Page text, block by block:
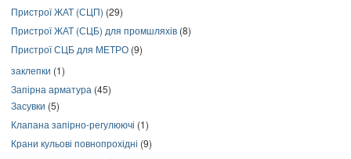
Пристрої ЖАТ (СЦП) (29)
Пристрої ЖАТ (СЦБ) для промшляхів (8)
Пристрої СЦБ для МЕТРО (9)
заклепки (1)
Запірна арматура (45)
Засувки (5)
Клапана запірно-регулюючі (1)
Крани кульові повнопрохідні (9)